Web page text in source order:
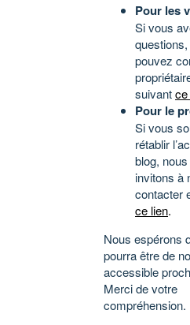
Pour les
Si vous
pouvez
suivantce
Pour le
Si vous
rétablir
blog,
invitons à
contacter
ce lien.
Nous espérons
pourra être de
accessible
Merci de votre
compréhension.